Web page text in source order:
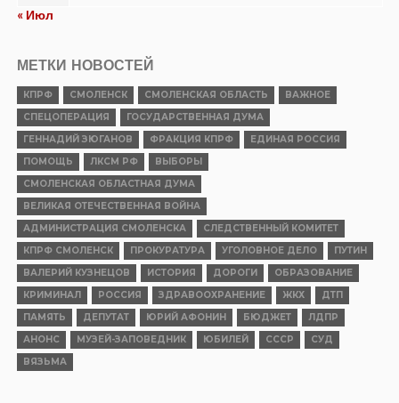
« Июл
МЕТКИ НОВОСТЕЙ
КПРФ СМОЛЕНСК СМОЛЕНСКАЯ ОБЛАСТЬ
ВАЖНОЕ
СПЕЦОПЕРАЦИЯ
ГОСУДАРСТВЕННАЯ ДУМА
ГЕННАДИЙ ЗЮГАНОВ
ФРАКЦИЯ КПРФ
ЕДИНАЯ РОССИЯ
ПОМОЩЬ
ЛКСМ РФ
ВЫБОРЫ
СМОЛЕНСКАЯ ОБЛАСТНАЯ ДУМА
ВЕЛИКАЯ ОТЕЧЕСТВЕННАЯ ВОЙНА
АДМИНИСТРАЦИЯ СМОЛЕНСКА
СЛЕДСТВЕННЫЙ КОМИТЕТ
КПРФ СМОЛЕНСК
ПРОКУРАТУРА УГОЛОВНОЕ ДЕЛО
ПУТИН
ВАЛЕРИЙ КУЗНЕЦОВ
ИСТОРИЯ ДОРОГИ
ОБРАЗОВАНИЕ
КРИМИНАЛ
РОССИЯ ЗДРАВООХРАНЕНИЕ ЖКХ
ДТП
ПАМЯТЬ
ДЕПУТАТ ЮРИЙ АФОНИН БЮДЖЕТ
ЛДПР
АНОНС
МУЗЕЙ-ЗАПОВЕДНИК ЮБИЛЕЙ СССР
СУД
ВЯЗЬМА